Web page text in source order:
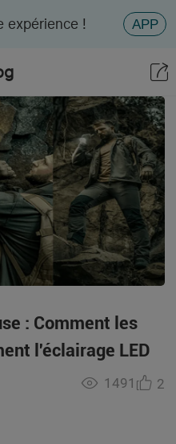
expérience ! APP
: Comment les
l'éclairage LED
1491 2